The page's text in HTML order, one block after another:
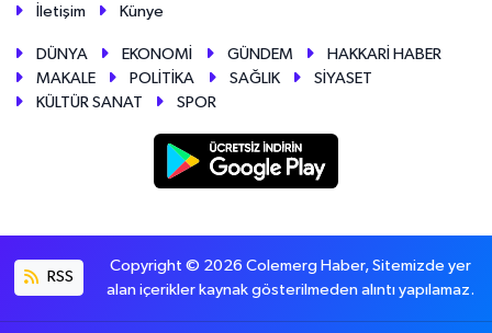
İletişim
Künye
DÜNYA EKONOMİ GÜNDEM
HAKKARİ HABER
MAKALE
POLİTİKA SAĞLIK
SİYASET
KÜLTÜR SANAT
SPOR
RSS
Copyright © 2026 Colemerg Haber, Sitemizde yer
alan içerikler kaynak gösterilmeden alıntı yapılamaz.